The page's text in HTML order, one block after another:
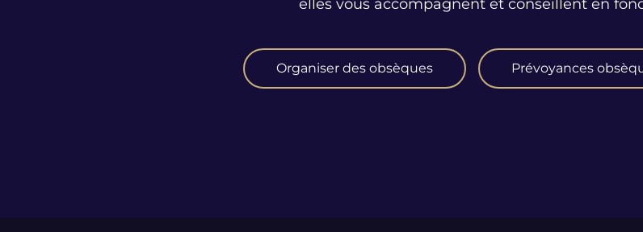
elles vous accompagnent et conseillent en
Organiser des obsèques Prévoyances